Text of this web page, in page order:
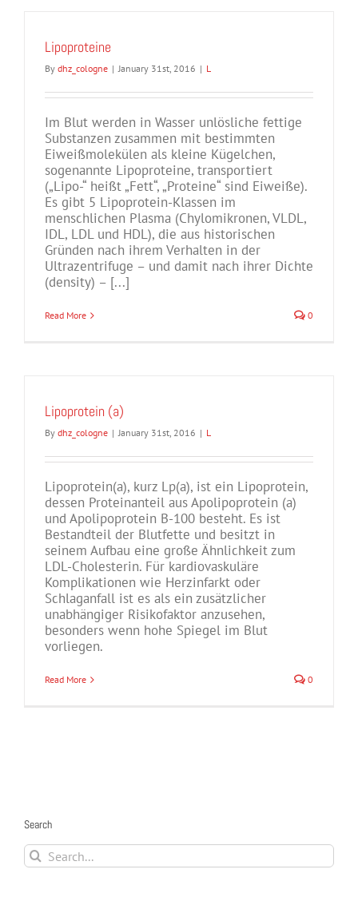
Lipoproteine
By dhz_cologne | January 31st, 2016 | L
Im Blut werden in Wasser unlösliche fettige
Substanzen zusammen mit bestimmten
Eiweißmolekülen als kleine Kügelchen,
sogenannte Lipoproteine, transportiert
(„Lipo-“ heißt „Fett“, „Proteine“ sind Eiweiße).
Es gibt 5 Lipoprotein-Klassen im
menschlichen Plasma (Chylomikronen, VLDL,
IDL, LDL und HDL), die aus historischen
Gründen nach ihrem Verhalten in der
Ultrazentrifuge – und damit nach ihrer Dichte
(density) – [...]
Read More 0
Lipoprotein (a)
By dhz_cologne | January 31st, 2016 | L
Lipoprotein(a), kurz Lp(a), ist ein Lipoprotein,
dessen Proteinanteil aus Apolipoprotein (a)
und Apolipoprotein B-100 besteht. Es ist
Bestandteil der Blutfette und besitzt in
seinem Aufbau eine große Ähnlichkeit zum
LDL-Cholesterin. Für kardiovaskuläre
Komplikationen wie Herzinfarkt oder
Schlaganfall ist es als ein zusätzlicher
unabhängiger Risikofaktor anzusehen,
besonders wenn hohe Spiegel im Blut
vorliegen.
Read More 0
Search